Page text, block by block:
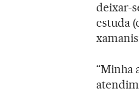
deixar-
estuda
“Minha